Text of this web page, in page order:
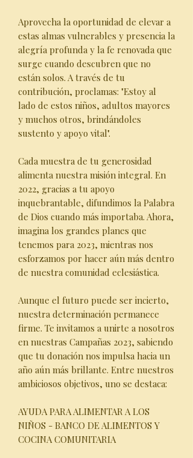
Aprovecha la oportunidad de elevar a
estas almas vulnerables y presencia la
alegría profunda y la fe renovada que
surge cuando descubren que no
están solos. A través de tu
contribución, proclamas: "Estoy al
lado de estos niños, adultos mayores
y muchos otros, brindándoles
sustento y apoyo vital".
Cada muestra de tu generosidad
alimenta nuestra misión integral. En
2022, gracias a tu apoyo
inquebrantable, difundimos la Palabra
de Dios cuando más importaba. Ahora,
imagina los grandes planes que
tenemos para 2023, mientras nos
esforzamos por hacer aún más dentro
de nuestra comunidad eclesiástica.
Aunque el futuro puede ser incierto,
nuestra determinación permanece
firme. Te invitamos a unirte a nosotros
en nuestras Campañas 2023, sabiendo
que tu donación nos impulsa hacia un
año aún más brillante. Entre nuestros
ambiciosos objetivos, uno se destaca:
AYUDA PARA ALIMENTAR A LOS
NIÑOS - BANCO DE ALIMENTOS Y
COCINA COMUNITARIA